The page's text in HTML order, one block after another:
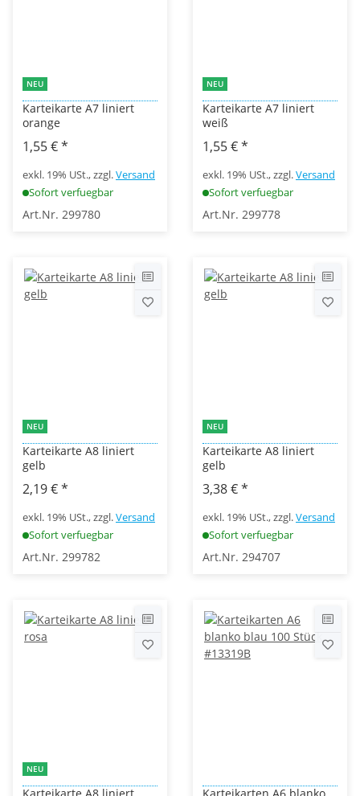
NEU
Karteikarte A7 liniert
orange
1,55 €*
exkl. 19% USt., zzgl.Versand
Sofort verfuegbar
Art.Nr. 299780
NEU
Karteikarte A7 liniert
weiß
1,55 €*
exkl. 19% USt., zzgl.Versand
Sofort verfuegbar
Art.Nr. 299778
NEU
Karteikarte A8 liniert
gelb
2,19 €*
exkl. 19% USt., zzgl.Versand
Sofort verfuegbar
Art.Nr. 299782
NEU
Karteikarte A8 liniert
gelb
3,38 €*
exkl. 19% USt., zzgl.Versand
Sofort verfuegbar
Art.Nr. 294707
NEU